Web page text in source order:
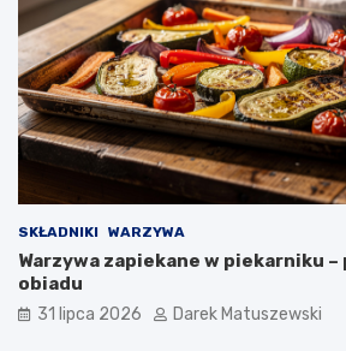
SKŁADNIKI WARZYWA
Warzywa zapiekane w piekarniku
obiadu
31 lipca 2026 Darek Matuszewski